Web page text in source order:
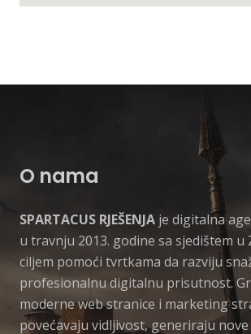
O nama
SPARTACUS RJEŠENJA je digitalna
u travnju 2013. godine sa sjedištem u
ciljem pomoći tvrtkama da razviju
profesionalnu digitalnu prisutnost.
moderne web stranice i marketing
povećavaju vidljivost, generiraju